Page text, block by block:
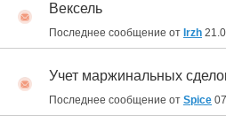
Вексель
Последнее сообщение от Irzh
Учет маржинальных
Последнее сообщение от Spice